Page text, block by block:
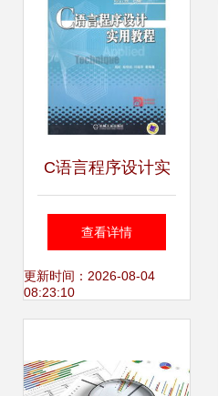
C语言程序设计实
用教程 高校计算机
学习的必备指南
查看详情
更新时间：2026-08-04
08:23:10